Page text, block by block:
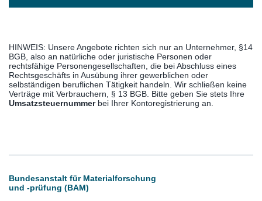
HINWEIS: Unsere Angebote richten sich nur an Unternehmer, §14
BGB, also an natürliche oder juristische Personen oder
rechtsfähige Personengesellschaften, die bei Abschluss eines
Rechtsgeschäfts in Ausübung ihrer gewerblichen oder
selbständigen beruflichen Tätigkeit handeln. Wir schließen keine
Verträge mit Verbrauchern, § 13 BGB. Bitte geben Sie stets Ihre
Umsatzsteuernummerbei Ihrer Kontoregistrierung an.
Bundesanstalt für Materialforschung
und -prüfung (BAM)